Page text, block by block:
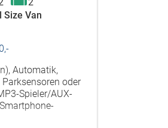
Size Van
Automatik,
oder
Spieler/AUX-